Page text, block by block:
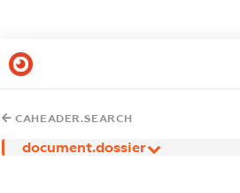
CAHEADER.SEARCH
document.dossier